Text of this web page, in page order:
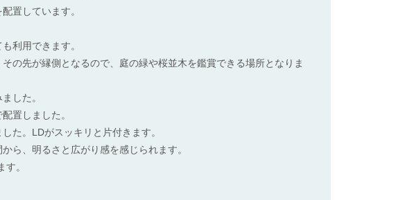
置しています。
利用できます。
の先が縁側となるので、庭の緑や桜並木を鑑賞できる場所となりま
した。
置しました。
た。LDがスッキリと片付きます。
ら、明るさと広がり感を感じられます。
。